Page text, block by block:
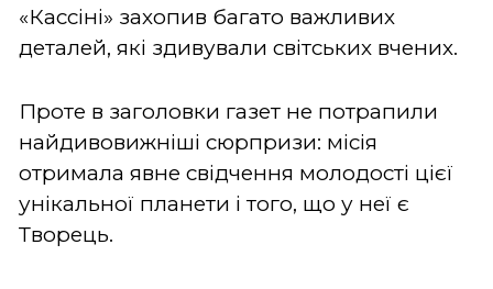
«Кассіні» захопив багато важливих
деталей, які здивували світських вчених.
Проте в заголовки газет не потрапили
найдивовижніші сюрпризи: місія
отримала явне свідчення молодості цієї
унікальної планети і того, що у неї є
Творець.